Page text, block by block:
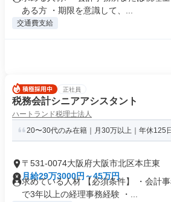
ある方 ・期限を意識して、...
交通費支給
正社員
税務会計シニアアシスタント
ハートランド税理士法人
20〜30代のみ在籍｜月30万以上｜年休125
〒531-0074大阪府大阪市北区本庄東
月給29万3000円～45万円
求めている人材 【必須条件】 ・会計
で3年以上の経理事務経験 ・...